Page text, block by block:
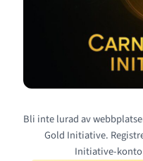
Bli inte lurad av
Gold Initiative.
Initiative-